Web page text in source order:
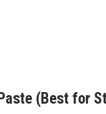
(Best for